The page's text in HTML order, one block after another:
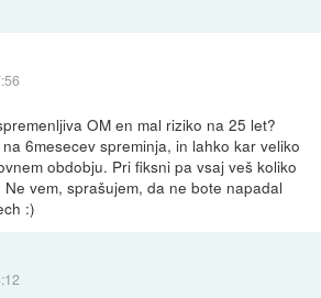
OM en mal riziko na 25 let?
6mesecev spreminja, in lahko kar veliko
obdobju. Pri fiksni pa vsaj veš koliko
vem, sprašujem, da ne bote napadal
:)